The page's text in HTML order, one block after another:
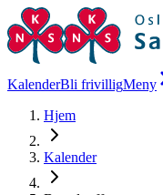
KalenderBli frivilligMeny
Hjem
Kalender